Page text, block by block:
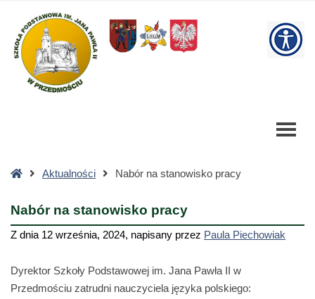
stanowisko
pracy
StronaAktualności Nabór na stanowisko pracy
Nabór na stanowisko pracy
Z dnia 12 września, 2024, napisany przez Paula Piechowiak
Dyrektor Szkoły Podstawowej im. Jana Pawła II w
Przedmościu zatrudni nauczyciela języka polskiego: